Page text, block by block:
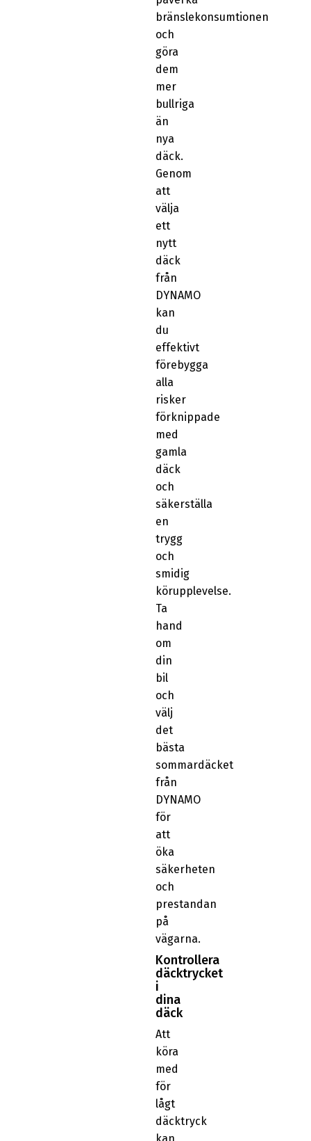
bränslekonsumtionen
och
göra
dem
mer
bullriga
än
nya
däck.
Genom
att
välja
ett
nytt
däck
från
DYNAMO
kan
du
effektivt
förebygga
alla
risker
förknippade
med
gamla
däck
och
säkerställa
en
trygg
och
smidig
körupplevelse.
Ta
hand
om
din
bil
och
välj
det
bästa
sommardäcket
från
DYNAMO
för
att
öka
säkerheten
och
prestandan
på
vägarna.
Kontrollera
däcktrycket
i
dina
däck
Att
köra
med
för
lågt
däcktryck